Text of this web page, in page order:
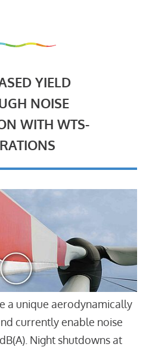
YIELD
NOISE
WITH WTS-
a unique aerodynamically
currently enable noise
Night shutdowns at